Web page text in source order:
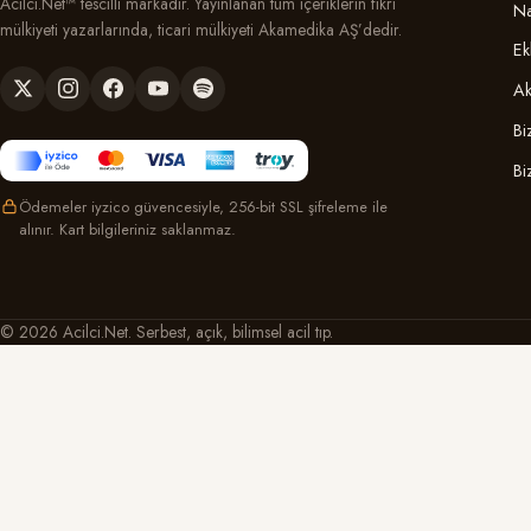
mülkiyeti yazarlarında, ticari mülkiyeti Akamedika AŞ’dedir.
Ödemeler iyzico güvencesiyle, 256-bit SSL şifreleme ile
alınır. Kart bilgileriniz saklanmaz.
© 2026 Acilci.Net. Serbest, açık, bilimsel acil tıp.